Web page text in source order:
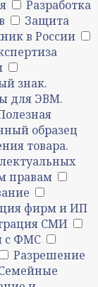
Разработка
Защита
в России
знак.
для ЭВМ.
образец
товара.
правам
фирм и ИП
СМИ
с ФМС
Разрешение